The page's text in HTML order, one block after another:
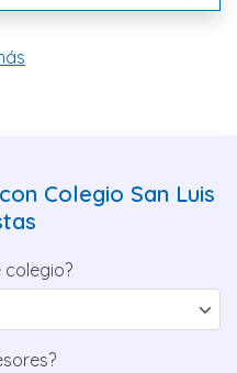
Colegio San Luis
colegio?